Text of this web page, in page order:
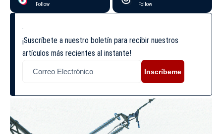
Follow Follow
¡Suscríbete a nuestro boletín para recibir nuestros
artículos más recientes al instante!
Inscríbeme